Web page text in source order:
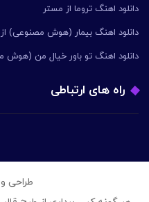
دانلود اهنگ تروما از مستر
دانلود اهنگ بیمار (هوش مصنوعی) از
دانلود اهنگ تو باور خیال من (هوش
راه های ارتباطی
طراحی